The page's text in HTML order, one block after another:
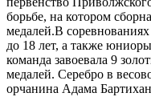
борьбе, на котором
медалей.В
до 18 лет, а также
команда завоевала 9
медалей. Серебро в
орчанина Адама